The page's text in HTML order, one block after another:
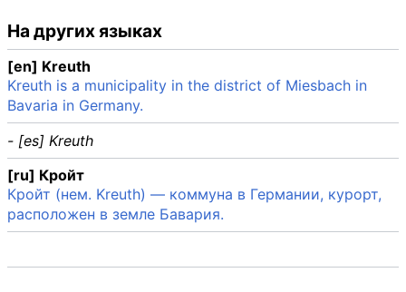
На других языках
[en] Kreuth
Kreuth is a municipality in the district of Miesbach in
Bavaria in Germany.
- [es] Kreuth
[ru] Кройт
Кройт (нем. Kreuth) — коммуна в Германии, курорт,
расположен в земле Бавария.